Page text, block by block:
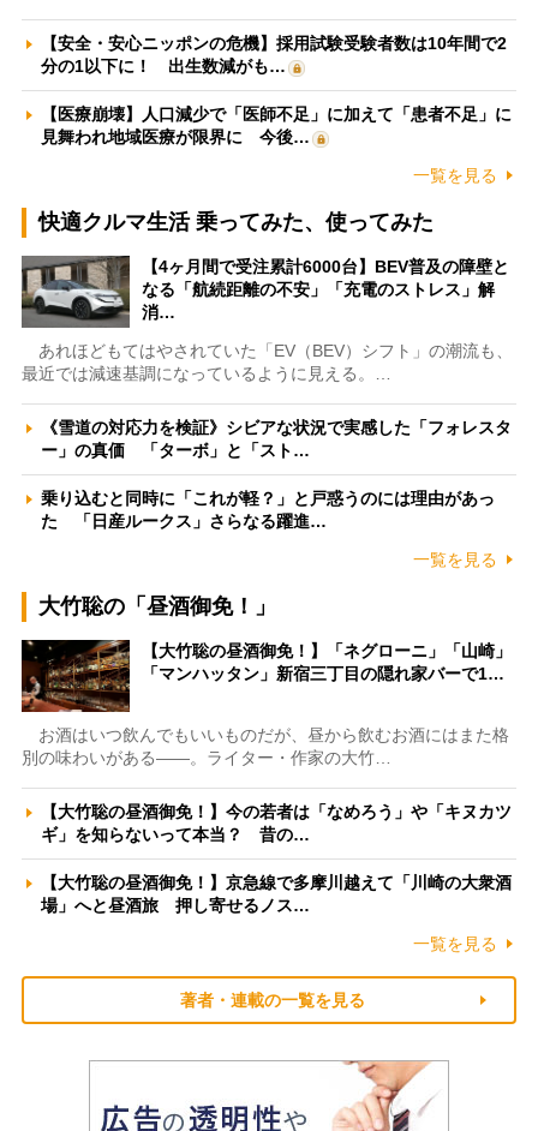
【安全・安心ニッポンの危機】採用試験受験者数は10年間で2
分の1以下に！ 出生数減がも…
【医療崩壊】人口減少で「医師不足」に加えて「患者不足」に
見舞われ地域医療が限界に 今後…
一覧を見る
快適クルマ生活 乗ってみた、使ってみた
【4ヶ月間で受注累計6000台】BEV普及の障壁と
なる「航続距離の不安」「充電のストレス」解
消…
あれほどもてはやされていた「EV（BEV）シフト」の潮流も、
最近では減速基調になっているように見える。…
《雪道の対応力を検証》シビアな状況で実感した「フォレスタ
ー」の真価 「ターボ」と「スト…
乗り込むと同時に「これが軽？」と戸惑うのには理由があっ
た 「日産ルークス」さらなる躍進…
一覧を見る
大竹聡の「昼酒御免！」
【大竹聡の昼酒御免！】「ネグローニ」「山崎」
「マンハッタン」新宿三丁目の隠れ家バーで1…
お酒はいつ飲んでもいいものだが、昼から飲むお酒にはまた格
別の味わいがある――。ライター・作家の大竹…
【大竹聡の昼酒御免！】今の若者は「なめろう」や「キヌカツ
ギ」を知らないって本当？ 昔の…
【大竹聡の昼酒御免！】京急線で多摩川越えて「川崎の大衆酒
場」へと昼酒旅 押し寄せるノス…
一覧を見る
著者・連載の一覧を見る